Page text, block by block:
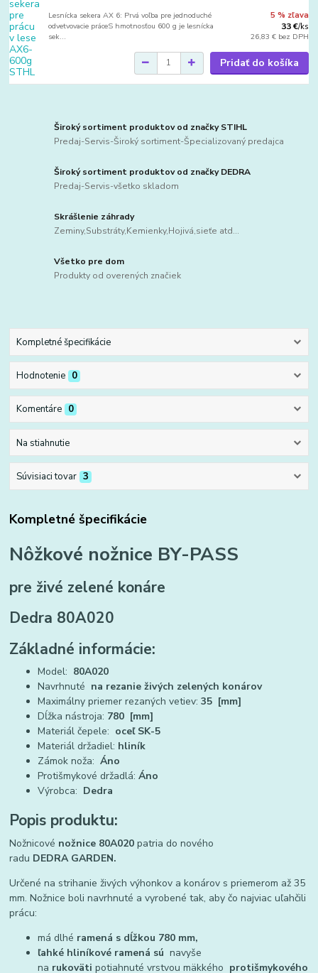
Lesnícka sekera AX 6: Prvá voľba pre jednoduché
odvetvovacie práceS hmotnosťou 600 g je lesnícka
sek...
5 % zľava
33 €/ks
26,83 € bez DPH
Pridať do košíka
Široký sortiment produktov od značky STIHL
Predaj-Servis-Široký sortiment-Špecializovaný predajca
Široký sortiment produktov od značky DEDRA
Predaj-Servis-všetko skladom
Skrášlenie záhrady
Zeminy,Substráty,Kemienky,Hojivá,sieťe atd...
Všetko pre dom
Produkty od overených značiek
Kompletné špecifikácie
Hodnotenie 0
Komentáre 0
Na stiahnutie
Súvisiaci tovar 3
Kompletné špecifikácie
Nôžkové nožnice BY-PASS
pre živé zelené konáre
Dedra 80A020
Základné informácie:
Model: 80A020
Navrhnuté na rezanie živých zelených konárov
Maximálny priemer rezaných vetiev:35 [mm]
Dĺžka nástroja: 780 [mm]
Materiál čepele: oceľ SK-5
Materiál držadiel: hliník
Zámok noža:Áno
Protišmykové držadlá:Áno
Výrobca: Dedra
Popis produktu:
Nožnicové nožnice 80A020 patria do nového
radu DEDRA GARDEN.
Určené na strihanie živých výhonkov a konárov s priemerom až 35
mm. Nožnice boli navrhnuté a vyrobené tak, aby čo najviac uľahčili
prácu:
má dlhé ramená s dĺžkou 780 mm,
ľahké hliníkové ramená sú navyše
na rukoväti potiahnuté vrstvou mäkkého protišmykového